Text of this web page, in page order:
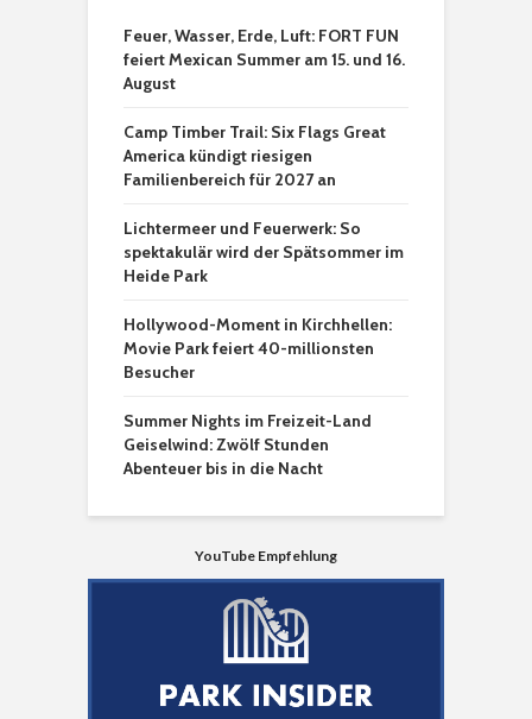
Feuer, Wasser, Erde, Luft: FORT FUN
feiert Mexican Summer am 15. und 16.
August
Camp Timber Trail: Six Flags Great
America kündigt riesigen
Familienbereich für 2027 an
Lichtermeer und Feuerwerk: So
spektakulär wird der Spätsommer im
Heide Park
Hollywood-Moment in Kirchhellen:
Movie Park feiert 40-millionsten
Besucher
Summer Nights im Freizeit-Land
Geiselwind: Zwölf Stunden
Abenteuer bis in die Nacht
YouTube Empfehlung